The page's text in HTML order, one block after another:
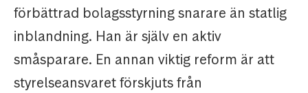
förbättrad bolagsstyrning snarare än statlig
inblandning. Han är själv en aktiv
småsparare. En annan viktig reform är att
styrelseansvaret förskjuts från